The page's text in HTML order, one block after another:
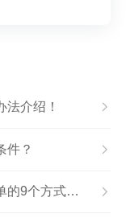
介绍！
件？
速卖通数据化选品方法有哪些？超简单的9个方式快来食用